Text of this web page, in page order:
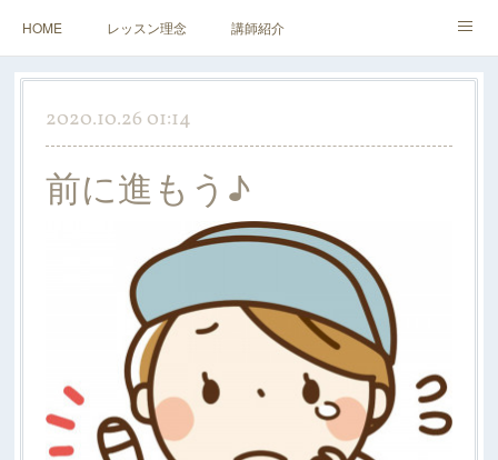
HOME レッスン理念 講師紹介
レッスンについて アクセス&お問い合わせ
2020.10.26 01:14
前に進もう♪